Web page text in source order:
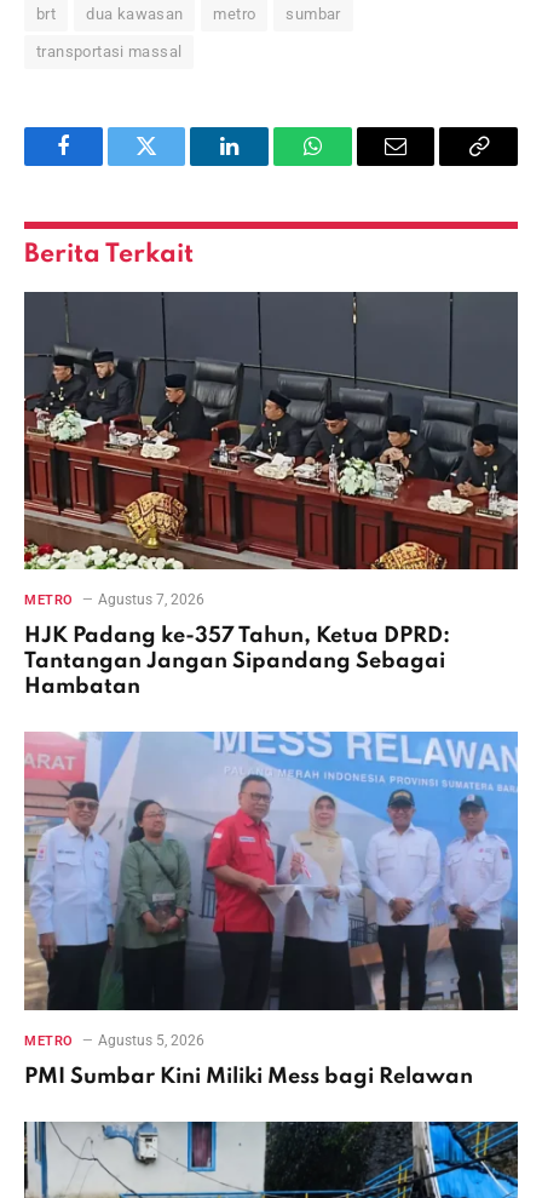
brt dua kawasan metro sumbar
transportasi massal
FacebookTwitter LinkedInWhatsAppEmail
Copy
Berita Terkait
METRO Agustus 7, 2026
HJK Padang ke-357 Tahun, Ketua DPRD:
Tantangan Jangan Sipandang Sebagai
Hambatan
METRO Agustus 5, 2026
PMI Sumbar Kini Miliki Mess bagi Relawan